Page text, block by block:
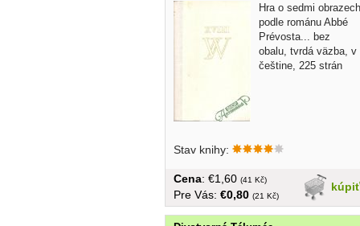
Hra o sedmi obrazech
podle románu Abbé
Prévosta... bez
obalu, tvrdá väzba, v
češtine, 225 strán
Stav knihy:
kúpiť
Cena: €1,60 (41 Kč)
Pre Vás: €0,80 (21 Kč)